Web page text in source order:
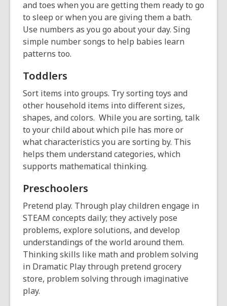
and toes when you are getting them ready to go
to sleep or when you are giving them a bath.
Use numbers as you go about your day. Sing
simple number songs to help babies learn
patterns too.
Toddlers
Sort items into groups. Try sorting toys and
other household items into different sizes,
shapes, and colors. While you are sorting, talk
to your child about which pile has more or
what characteristics you are sorting by. This
helps them understand categories, which
supports mathematical thinking.
Preschoolers
Pretend play. Through play children engage in
STEAM concepts daily; they actively pose
problems, explore solutions, and develop
understandings of the world around them.
Thinking skills like math and problem solving
in Dramatic Play through pretend grocery
store, problem solving through imaginative
play.